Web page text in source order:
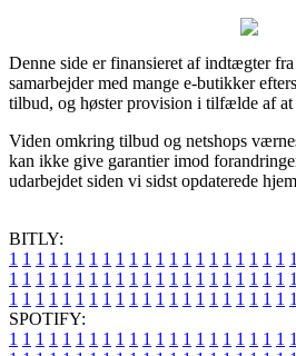
Denne side er finansieret af indtægter
samarbejder med mange e-butikker
tilbud, og høster provision i tilfælde af
Viden omkring tilbud og netshops
kan ikke give garantier imod
udarbejdet siden vi sidst opdaterede
BITLY:
1 1 1 1 1 1 1 1 1 1 1 1 1 1 1 1 1 1 1 1 1 1
1 1 1 1 1 1 1 1 1 1 1 1 1 1 1 1 1 1 1 1 1 1
1 1 1 1 1 1 1 1 1 1 1 1 1 1 1 1 1 1 1 1 1 1
SPOTIFY:
1 1 1 1 1 1 1 1 1 1 1 1 1 1 1 1 1 1 1 1 1 1